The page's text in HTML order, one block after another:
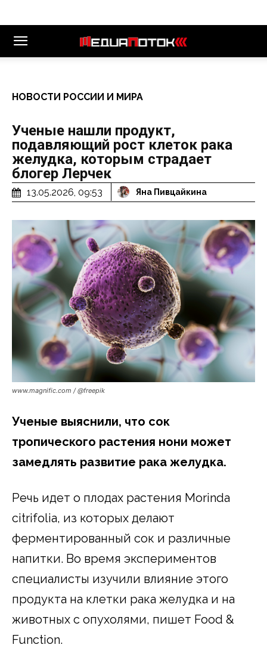
НОВОСТИ РОССИИ И МИРА
Ученые нашли продукт,
подавляющий рост клеток рака
желудка, которым страдает
блогер Лерчек
13.05.2026, 09:53 Яна Пивцайкина
www.magnific.com / @freepik
Ученые выяснили, что сок
тропического растения нони может
замедлять развитие рака желудка.
Речь идет о плодах растения Morinda
citrifolia, из которых делают
ферментированный сок и различные
напитки. Во время экспериментов
специалисты изучили влияние этого
продукта на клетки рака желудка и на
животных с опухолями, пишет Food &
Function.